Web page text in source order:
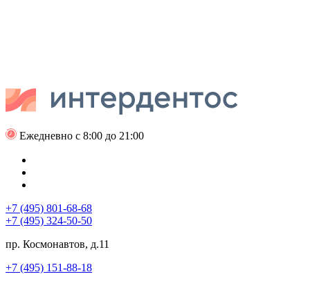
Ежедневно с 8:00 до 21:00
+7 (495) 801-68-68
+7 (495) 324-50-50
пр. Космонавтов, д.11
+7 (495) 151-88-18